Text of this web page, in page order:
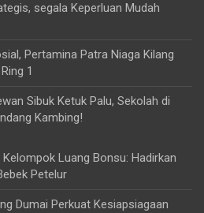
segala Keperluan Mudah
Pertamina Patra Niaga Kilang
1
Sibuk Ketuk Palu, Sekolah di
Kambing!
Luang Bonsu: Hadirkan
Petelur
Dumai Perkuat Kesiapsiagaan